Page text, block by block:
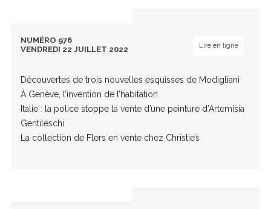
NUMÉRO 976
VENDREDI 22 JUILLET 2022
Lire en ligne
Découvertes de trois nouvelles esquisses de Modigliani
À Genève, l’invention de l’habitation
Italie : la police stoppe la vente d’une peinture d’Artemisia
Gentileschi
La collection de Flers en vente chez Christie’s